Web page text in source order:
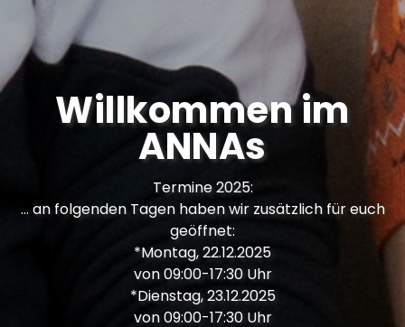
Willkommen im
ANNAs
Termine 2025:
… an folgenden Tagen haben wir zusätzlich für euch
geöffnet:
*Montag, 22.12.2025
von 09:00-17:30 Uhr
*Dienstag, 23.12.2025
von 09:00-17:30 Uhr